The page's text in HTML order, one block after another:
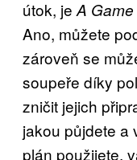
útok, je A
Ano, můžete
zároveň se
soupeře díky
zničit jejich
jakou půjdete a
plán použijete,